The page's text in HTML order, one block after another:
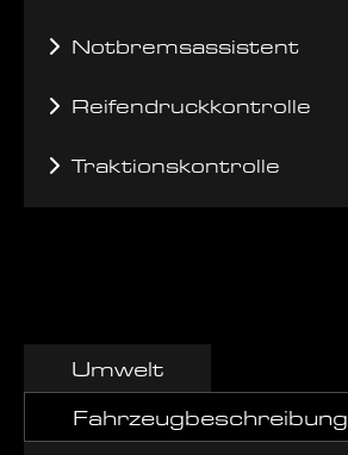
Notbremsassistent
Reifendruckkontrolle
Traktionskontrolle
Umwelt
Fahrzeugbeschreibung